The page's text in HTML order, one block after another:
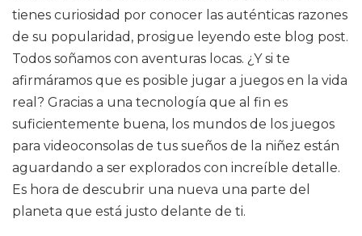
tienes curiosidad por conocer las auténticas razones
de su popularidad, prosigue leyendo este blog post.
Todos soñamos con aventuras locas. ¿Y si te
afirmáramos que es posible jugar a juegos en la vida
real? Gracias a una tecnología que al fin es
suficientemente buena, los mundos de los juegos
para videoconsolas de tus sueños de la niñez están
aguardando a ser explorados con increíble detalle.
Es hora de descubrir una nueva una parte del
planeta que está justo delante de ti.